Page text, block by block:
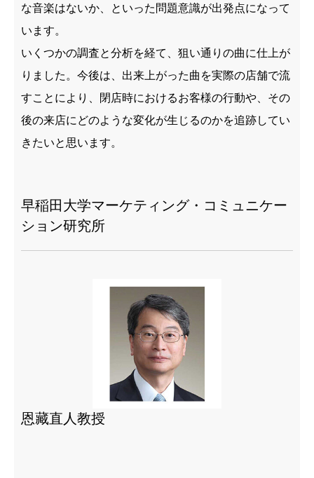
な音楽はないか、といった問題意識が出発点になって
います。
いくつかの調査と分析を経て、狙い通りの曲に仕上が
りました。今後は、出来上がった曲を実際の店舗で流
すことにより、閉店時におけるお客様の行動や、その
後の来店にどのような変化が生じるのかを追跡してい
きたいと思います。
早稲田大学マーケティング・コミュニケー
ション研究所
恩藏直人教授